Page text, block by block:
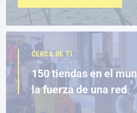
CERCA DE TI
150 tiendas en el
la fuerza de una red